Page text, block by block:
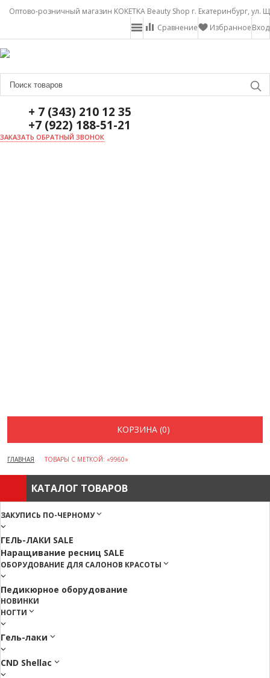
Оптово-розничный магазин KOKETKA Beauty Shop г. Екатеринбург, ул.
Вход
Избранное
Сравнение
+ 7 (343) 210 12 35
+7 (922) 188-51-21
ЗАКАЗАТЬ ОБРАТНЫЙ ЗВОНОК
КОРЗИНА (0)
ГЛАВНАЯ ТОВАРЫ С МЕТКОЙ: «9960»
КАТАЛОГ ТОВАРОВ
ЗАКУПИСЬ ПО-ЧЕРНОМУ
ГЕЛЬ-ЛАКИ SALE
Наращивание ресниц SALE
ОБОРУДОВАНИЕ ДЛЯ САЛОНОВ КРАСОТЫ
Педикюрное оборудование
НОВИНКИ
НОГТИ
Гель-лаки
CND Shellac